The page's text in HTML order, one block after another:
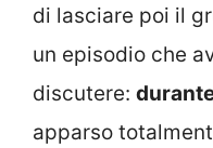
di lasciare poi il
un episodio che
discutere:
apparso